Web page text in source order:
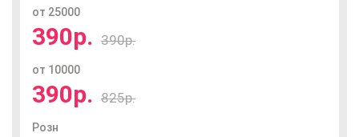
от 25000
390р. 390р.
от 10000
390р. 825р.
Розн